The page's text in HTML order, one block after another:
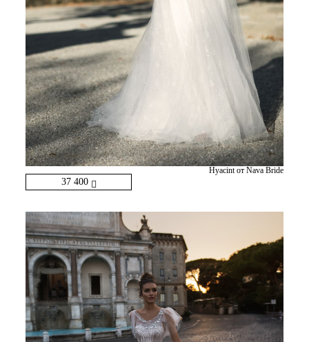
37 400
Hyacint от Nava Bride